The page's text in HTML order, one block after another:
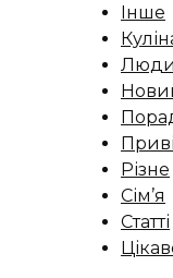
Інше
Люди
Різне
Сім’я
Статті